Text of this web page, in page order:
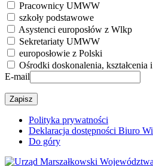
Pracownicy UMWW
szkoły podstawowe
Asystenci europosłów z Wlkp
Sekretariaty UMWW
europosłowie z Polski
Ośrodki doskonalenia, kształcenia
E-mail
Polityka prywatności
Deklaracja dostępności Biuro
Do góry